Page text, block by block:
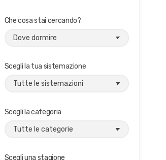
Che cosa stai cercando?
Scegli la tua sistemazione
Scegli la categoria
Scegli una stagione